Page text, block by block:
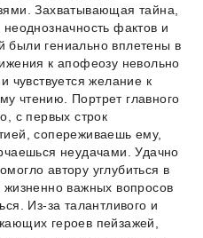
Захватывающая тайна,
фактов и
были гениально вплетены в
к апофеозу невольно
чувствуется желание к
чтению. Портрет главного
с первых строк
сопереживаешь ему,
неудачами. Удачно
автору углубиться в
важных вопросов
Из-за талантливого и
героев пейзажей,